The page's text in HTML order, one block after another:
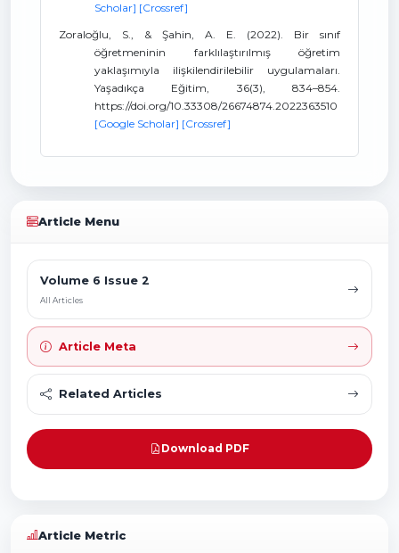
Scholar] [Crossref]
Zoraloğlu, S., & Şahin, A. E. (2022). Bir sınıf
öğretmeninin farklılaştırılmış öğretim
yaklaşımıyla ilişkilendirilebilir uygulamaları.
Yaşadıkça Eğitim, 36(3), 834–854.
https://doi.org/10.33308/26674874.2022363510
[Google Scholar] [Crossref]
Article Menu
Volume 6 Issue 2
All Articles
Article Meta
Related Articles
Download PDF
Article Metric